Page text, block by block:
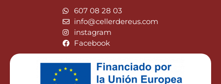
607 08 28 03
info@cellerdereus.com
instagram
Facebook